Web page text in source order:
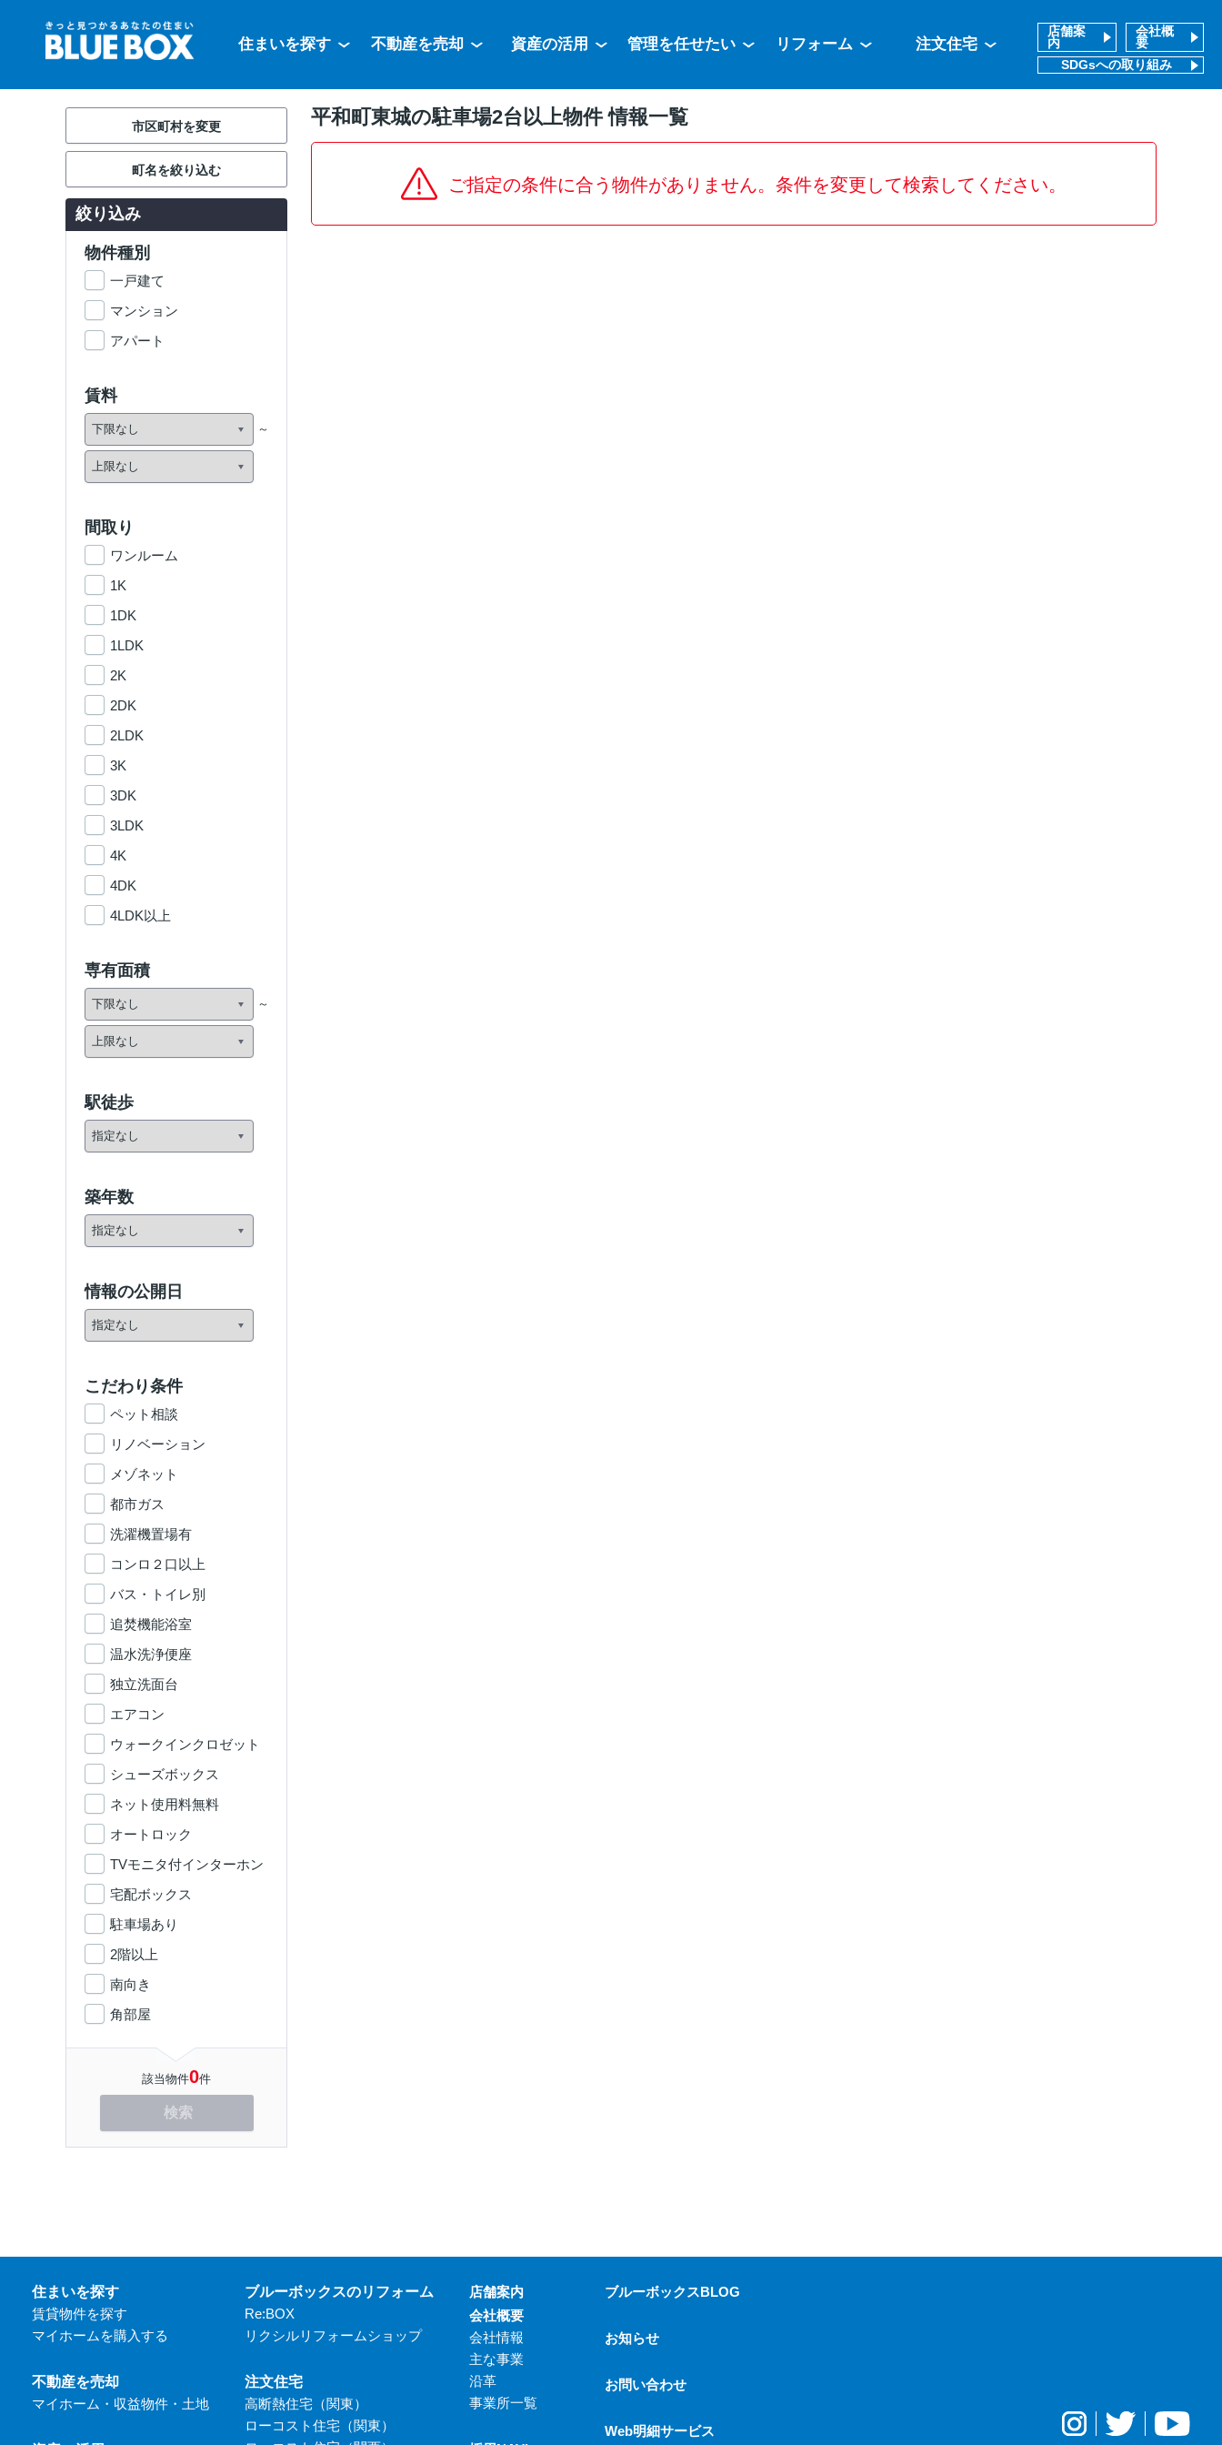
住まいを探す 不動産を売却 資産の活用 管理を任せたい リフォーム 注文住宅
店舗案
内
会社概
要
SDGsへの取り組み
平和町東城の駐車場2台以上物件 情報一覧
ご指定の条件に合う物件がありません。条件を変更して検索してください。
市区町村を変更
町名を絞り込む
絞り込み
物件種別
一戸建て
マンション
アパート
賃料
間取り
ワンルーム
1K
1DK
1LDK
2K
2DK
2LDK
3K
3DK
3LDK
4K
4DK
4LDK以上
専有面積
駅徒歩
築年数
情報の公開日
こだわり条件
ペット相談
リノベーション
メゾネット
都市ガス
洗濯機置場有
コンロ２口以上
バス・トイレ別
追焚機能浴室
温水洗浄便座
独立洗面台
エアコン
ウォークインクロゼット
シューズボックス
ネット使用料無料
オートロック
TVモニタ付インターホン
宅配ボックス
駐車場あり
2階以上
南向き
角部屋
該当物件0件
検索
住まいを探す
賃貸物件を探す
マイホームを購入する
不動産を売却
マイホーム・収益物件・土地
ブルーボックスのリフォーム
Re:BOX
リクシルリフォームショップ
注文住宅
高断熱住宅（関東）
ローコスト住宅（関東）
店舗案内
会社概要
会社情報
主な事業
沿革
事業所一覧
ブルーボックスBLOG
お知らせ
お問い合わせ
Web明細サービス